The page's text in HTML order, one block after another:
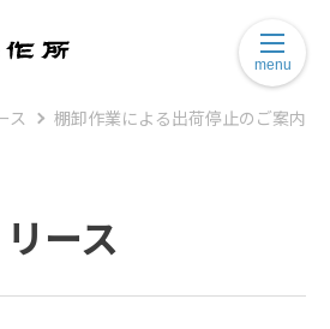
menu
ス 棚卸作業による出荷停止のご案内
ース